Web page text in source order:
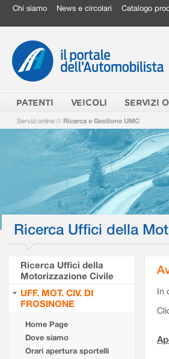
Chi siamo News e circolari Catalogo
PATENTI VEICOLI SERVIZI
Servizi online // Ricerca e Gestione UMC
Ricerca Uffici della
Ricerca Uffici della
Motorizzazione Civile
UFF. MOT. CIV. DI
FROSINONE
Home Page
Dove siamo
Orari apertura sportelli
In